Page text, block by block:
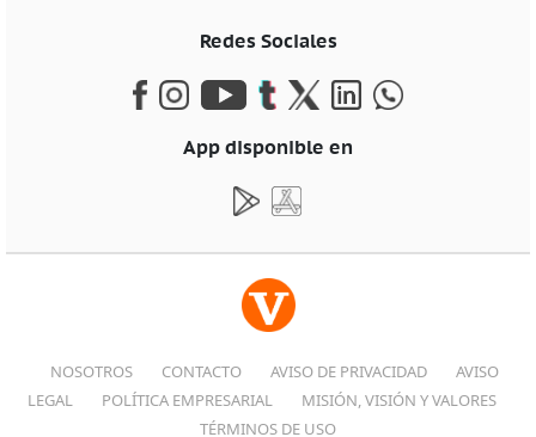
Redes Sociales
App disponible en
NOSOTROS CONTACTO AVISO DE PRIVACIDAD
AVISO
LEGAL
POLÍTICA EMPRESARIAL
MISIÓN, VISIÓN Y VALORES
TÉRMINOS DE USO